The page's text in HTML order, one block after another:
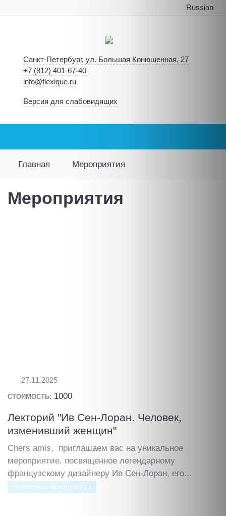
Russian
Санкт-Петербург, ул. Большая Конюшенная, 27
+7 (812) 401-67-40
info@flexique.ru
Версия для слабовидящих
Главная Мероприятия
Мероприятия
27.11.2025
СТОИМОСТЬ: 1000
Лекторий "Ив Сен-Лоран. Человек,
изменивший женщин"
Chers amis, приглашаем вас на уникальное
мероприятие, посвященное легендарному
французскому дизайнеру Ив Сен-Лоран, его...
КУЛЬТУРНОЕ МЕРОПРИЯТИЕ